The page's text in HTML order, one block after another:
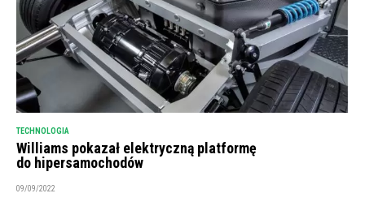
TECHNOLOGIA
Williams pokazał elektryczną platformę
do hipersamochodów
09/09/2022